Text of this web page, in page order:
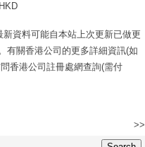
資料可能自本站上次更新已做更
有關香港公司的更多詳細資訊(如
香港公司註冊處網查詢(需付
>>